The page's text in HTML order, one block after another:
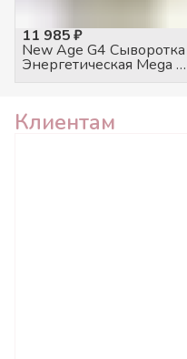
11 985 ₽
New Age G4 Сыворотка
Энергетическая Mega Oil,
Клиентам